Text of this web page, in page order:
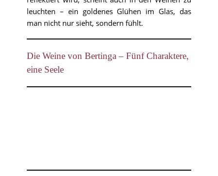
leuchten – ein goldenes Glühen im Glas, das
man nicht nur sieht, sondern fühlt.
Die Weine von Bertinga – Fünf Charaktere,
eine Seele